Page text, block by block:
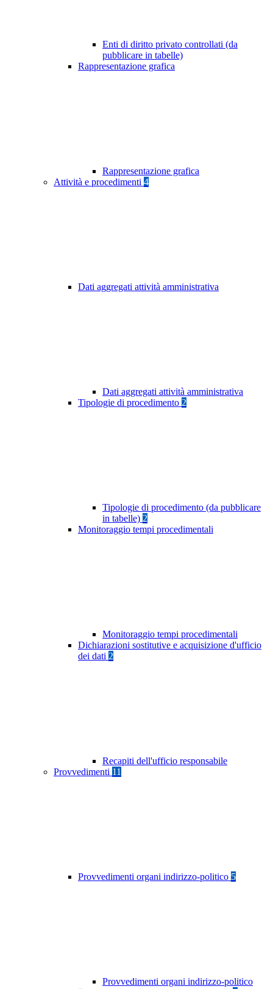
Enti di diritto privato controllati (da
pubblicare in tabelle)
Rappresentazione grafica
Rappresentazione grafica
Attività e procedimenti 4
Dati aggregati attività amministrativa
Dati aggregati attività amministrativa
Tipologie di procedimento 2
Tipologie di procedimento (da pubblicare
in tabelle) 2
Monitoraggio tempi procedimentali
Monitoraggio tempi procedimentali
Dichiarazioni sostitutive e acquisizione d'ufficio
dei dati 2
Recapiti dell'ufficio responsabile
Provvedimenti 11
Provvedimenti organi indirizzo-politico 5
Provvedimenti organi indirizzo-politico